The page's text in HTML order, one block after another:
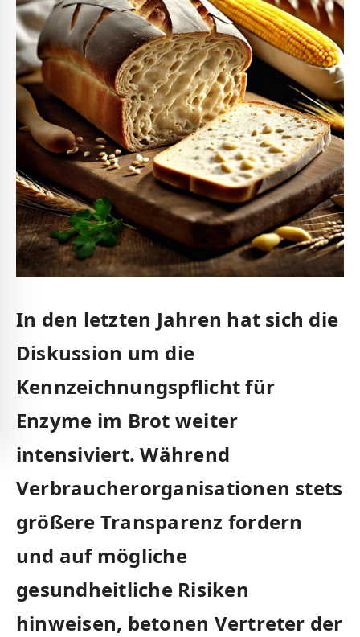
In den letzten ‌Jahren hat sich die
Diskussion um die
‌Kennzeichnungspflicht für
Enzyme im ⁢Brot weiter
intensiviert. Während
Verbraucherorganisationen stets
größere Transparenz fordern
und‍ auf mögliche
⁢gesundheitliche Risiken
hinweisen, betonen Vertreter der‌